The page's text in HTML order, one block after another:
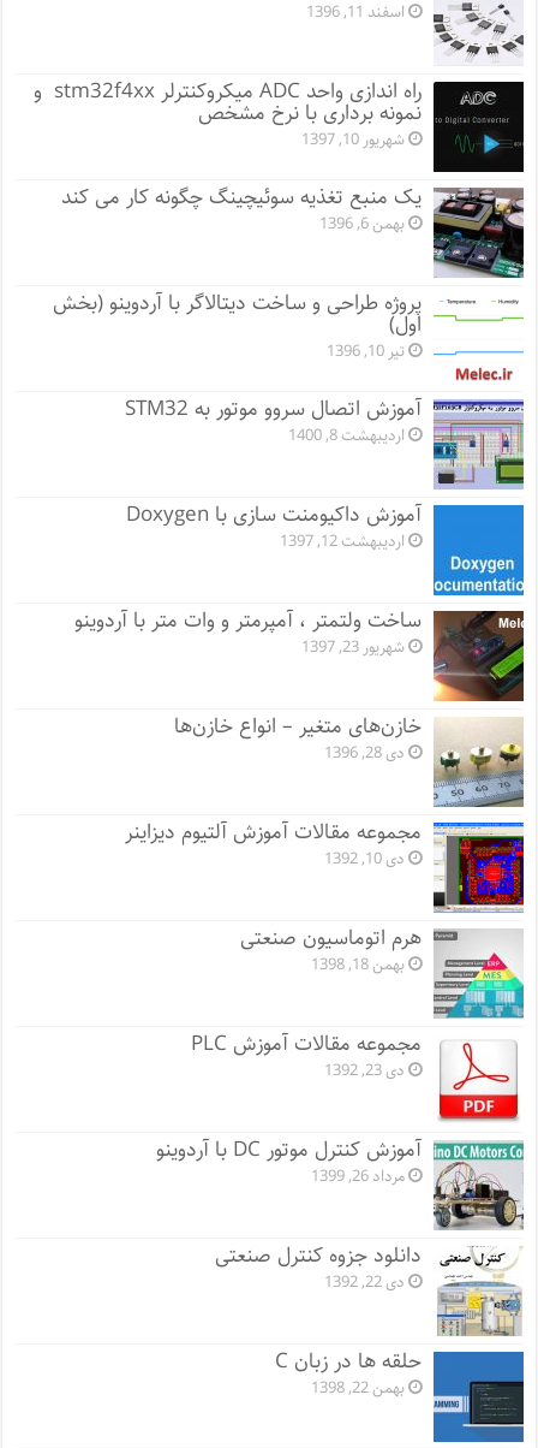
اسفند 11, 1396
راه اندازی واحد ADC میکروکنترلر stm32f4xx و
نمونه برداری با نرخ مشخص
شهریور 10, 1397
یک منبع تغذیه سوئیچینگ چگونه کار می کند
بهمن 6, 1396
پروژه طراحی و ساخت دیتالاگر با آردوینو (بخش
اول)
تیر 10, 1396
آموزش اتصال سروو موتور به STM32
اردیبهشت 8, 1400
آموزش داکیومنت سازی با Doxygen
اردیبهشت 12, 1397
ساخت ولتمتر ، آمپرمتر و وات متر با آردوینو
شهریور 23, 1397
خازن‌های متغیر – انواع خازن‌ها
دی 28, 1396
مجموعه مقالات آموزش آلتیوم دیزاینر
دی 10, 1392
هرم اتوماسیون صنعتی
بهمن 18, 1398
مجموعه مقالات آموزش PLC
دی 23, 1392
آموزش کنترل موتور DC با آردوینو
مرداد 26, 1399
دانلود جزوه کنترل صنعتی
دی 22, 1392
حلقه ها در زبان C
بهمن 22, 1398